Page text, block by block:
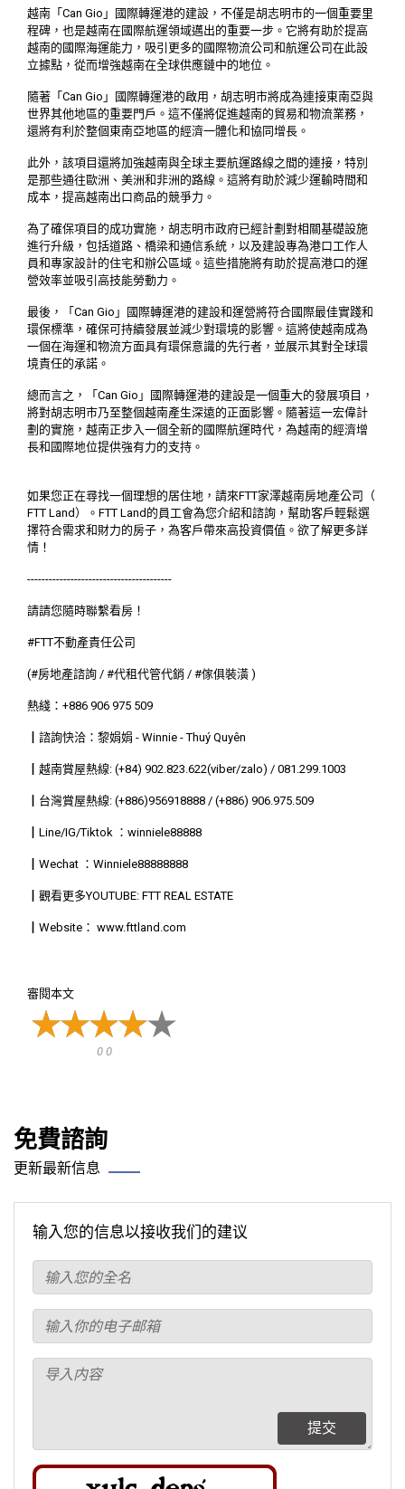
越南「Can Gio」國際轉運港的建設，不僅是胡志明市的一個重要里
程碑，也是越南在國際航運領域邁出的重要一步。它將有助於提高
越南的國際海運能力，吸引更多的國際物流公司和航運公司在此設
立據點，從而增強越南在全球供應鏈中的地位。
隨著「Can Gio」國際轉運港的啟用，胡志明市將成為連接東南亞與
世界其他地區的重要門戶。這不僅將促進越南的貿易和物流業務，
還將有利於整個東南亞地區的經濟一體化和協同增長。
此外，該項目還將加強越南與全球主要航運路線之間的連接，特別
是那些通往歐洲、美洲和非洲的路線。這將有助於減少運輸時間和
成本，提高越南出口商品的競爭力。
為了確保項目的成功實施，胡志明市政府已經計劃對相關基礎設施
進行升級，包括道路、橋梁和通信系統，以及建設專為港口工作人
員和專家設計的住宅和辦公區域。這些措施將有助於提高港口的運
營效率並吸引高技能勞動力。
最後，「Can Gio」國際轉運港的建設和運營將符合國際最佳實踐和
環保標準，確保可持續發展並減少對環境的影響。這將使越南成為
一個在海運和物流方面具有環保意識的先行者，並展示其對全球環
境責任的承諾。
總而言之，「Can Gio」國際轉運港的建設是一個重大的發展項目，
將對胡志明市乃至整個越南產生深遠的正面影響。隨著這一宏偉計
劃的實施，越南正步入一個全新的國際航運時代，為越南的經濟增
長和國際地位提供強有力的支持。
如果您正在尋找一個理想的居住地，請來FTT家澤越南房地產公司（
FTT Land）。FTT Land的員工會為您介紹和諮詢，幫助客戶輕鬆選
擇符合需求和財力的房子，為客戶帶來高投資價值。欲了解更多詳
情！
----------------------------------------
請請您隨時聯繫看房！
#FTT不動產責任公司
(#房地產諮詢 / #代租代管代銷 / #傢俱裝潢 )
熱綫：+886 906 975 509
┃諮詢快洽：黎娟娟 - Winnie - Thuý Quyên
┃越南賞屋熱線: (+84) 902.823.622(viber/zalo) / 081.299.1003
┃台灣賞屋熱線: (+886)956918888 / (+886) 906.975.509
┃Line/IG/Tiktok ：winniele88888
┃Wechat ：Winniele88888888
┃觀看更多YOUTUBE: FTT REAL ESTATE
┃Website： www.fttland.com
審閱本文
0 0
免費諮詢
更新最新信息
输入您的信息以接收我们的建议
提交